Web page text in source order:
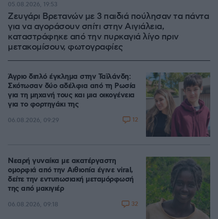
Ζευγάρι Βρετανών με 3 παιδιά πούλησαν τα πάντα
για να αγοράσουν σπίτι στην Αιγιάλεια,
καταστράφηκε από την πυρκαγιά λίγο πριν
μετακομίσουν, φωτογραφίες
05.08.2026, 19:53
Άγριο διπλό έγκλημα στην Ταϊλάνδη:
Σκότωσαν δύο αδέλφια από τη Ρωσία
για τη μηχανή τους και μια οικογένεια
για το φορτηγάκι της
06.08.2026, 09:29 12
Νεαρή γυναίκα με ακατέργαστη
ομορφιά από την Αιθιοπία έγινε viral,
δείτε την εντυπωσιακή μεταμόρφωσή
της από μακιγιέρ
06.08.2026, 09:18 32